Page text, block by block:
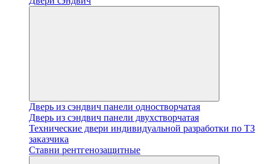
Дверь из сэндвич панели одностворчатая
Дверь из сэндвич панели двухстворчатая
Технические двери индивидуальной разработки по ТЗ
заказчика
Ставни рентгенозащитные